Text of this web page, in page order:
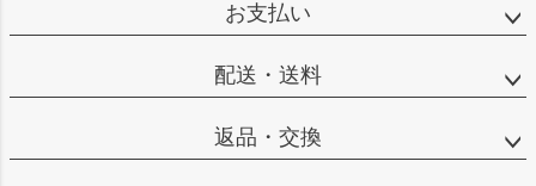
お支払い
配送・送料
返品・交換